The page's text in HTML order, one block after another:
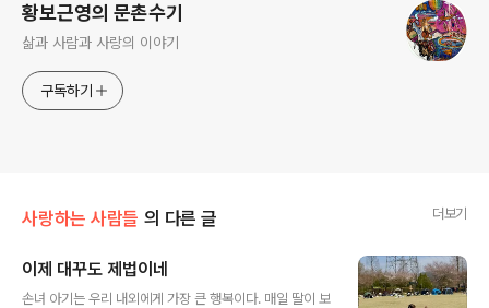
황보근영의 문촌수기
삶과 사람과 사랑의 이야기
구독하기
사랑하는 사람들 의 다른 글 더보기
이제 대꾸도 제법이네
손녀 아기는 우리 내외에게 가장 큰 행복이다. 매일 딸이 보